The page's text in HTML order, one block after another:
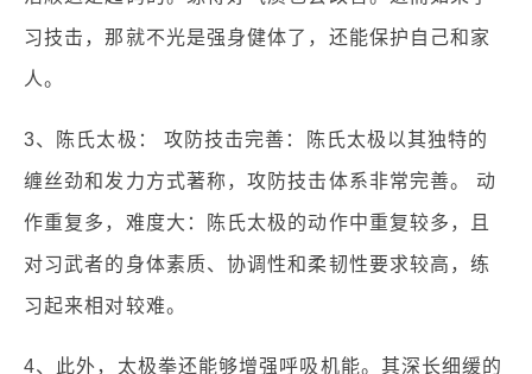
习技击，那就不光是强身健体了，还能保护自己和家
人。
3、陈氏太极： 攻防技击完善：陈氏太极以其独特的
缠丝劲和发力方式著称，攻防技击体系非常完善。 动
作重复多，难度大：陈氏太极的动作中重复较多，且
对习武者的身体素质、协调性和柔韧性要求较高，练
习起来相对较难。
4、此外，太极拳还能够增强呼吸机能。其深长细缓的